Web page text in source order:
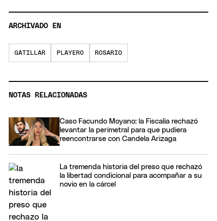
ARCHIVADO EN
GATILLAR PLAYERO ROSARIO
NOTAS RELACIONADAS
Caso Facundo Moyano: la Fiscalía rechazó
levantar la perimetral para que pudiera
reencontrarse con Candela Arizaga
La tremenda historia del preso que rechazó
la libertad condicional para acompañar a su
novio en la cárcel